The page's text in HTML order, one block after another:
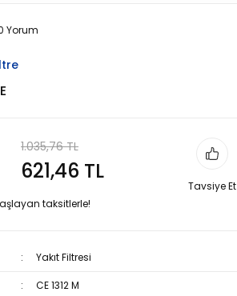
Yorum
1.035,76 TL
621,46 TL
taksitlerle!
Tavsiye Et
Yakıt Filtresi
CE 1312 M